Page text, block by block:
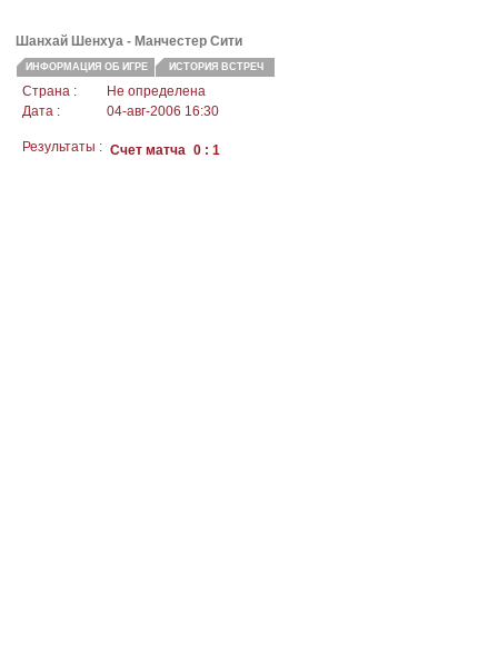
Шанхай Шенхуа - Манчестер Сити
ИНФОРМАЦИЯ ОБ ИГРЕ ИСТОРИЯ ВСТРЕЧ
Страна :
Не определена
Дата :
04-авг-2006 16:30
Результаты : Счет матча 0 : 1